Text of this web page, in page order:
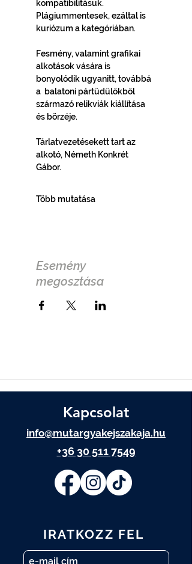
kompatibilitásuk.
Plágiummentesek, ezáltal is
kuriózum a kategóriában.
Fesmény, valamint grafikai
alkotások vására is
bonyolódik ugyanitt, továbbá
a  balatoni pártüdülőkből
származó relikviák kiállítása
és börzéje.
Tárlatvezetésekett tart az
alkotó, Németh Konkrét
Gábor.
Több mutatása
Esemény
megosztása
Kapcsolat
info@mutargyakejszakaja.hu
+36 30 511 7549
IRATKOZZ FEL